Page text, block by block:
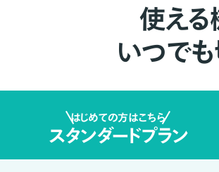
使える
いつでも
はじめての方はこちら
スタンダードプラン